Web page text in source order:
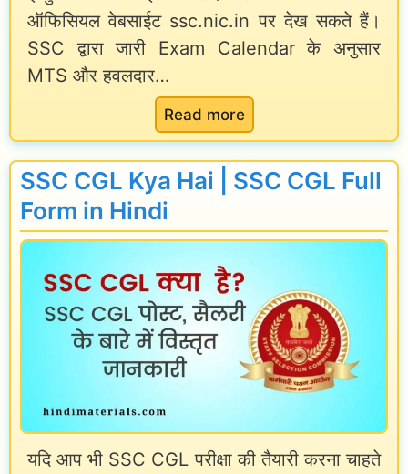
?
,
प्रो
इ
ल
औ
प्र
श
न
r
n
n
H
i
d
[
U
p
d
t
e
ऑफिसियल वेबसाईट ssc.nic.in पर देख सकते हैं।
SSC द्वारा जारी Exam Calendar के अनुसार
MTS और हवलदार…
Read more:
S
S
M
a
n
d
a
v
SSC CGL Kya Hai | SSC CGL Full
Form in Hindi
यदि आप भी SSC CGL परीक्षा की तैयारी करना चाहते